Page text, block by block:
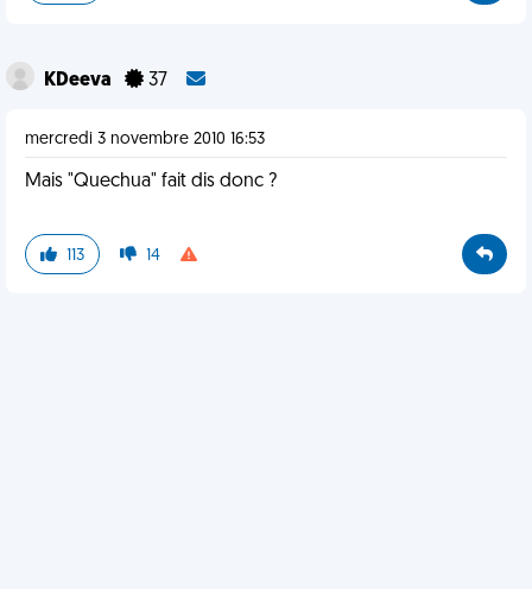
KDeeva 37
mercredi 3 novembre 2010 16:53
Mais "Quechua" fait dis donc ?
113 14